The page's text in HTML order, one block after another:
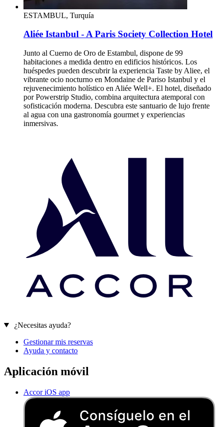
ESTAMBUL, Turquía
Aliée Istanbul - A Paris Society Collection Hotel
Junto al Cuerno de Oro de Estambul, dispone de 99
habitaciones a medida dentro en edificios históricos. Los
huéspedes pueden descubrir la experiencia Taste by Aliee, el
vibrante ocio nocturno en Mondaine de Pariso Istanbul y el
rejuvenecimiento holístico en Aliée Well+. El hotel, diseñado
por Powerstrip Studio, combina arquitectura atemporal con
sofisticación moderna. Descubra este santuario de lujo frente
al agua con una gastronomía gourmet y experiencias
inmersivas.
¿Necesitas ayuda?
Gestionar mis reservas
Ayuda y contacto
Aplicación móvil
Accor iOS app